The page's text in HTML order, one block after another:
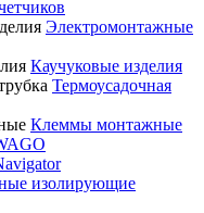
Электромонтажные
Каучуковые изделия
Термоусадочная
Клеммы монтажные
изолирующие